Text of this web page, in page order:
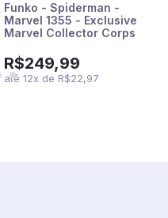
Funko - Spiderman -
Marvel 1355 - Exclusive
Marvel Collector Corps
R$249,99
até 12xde R$22,97